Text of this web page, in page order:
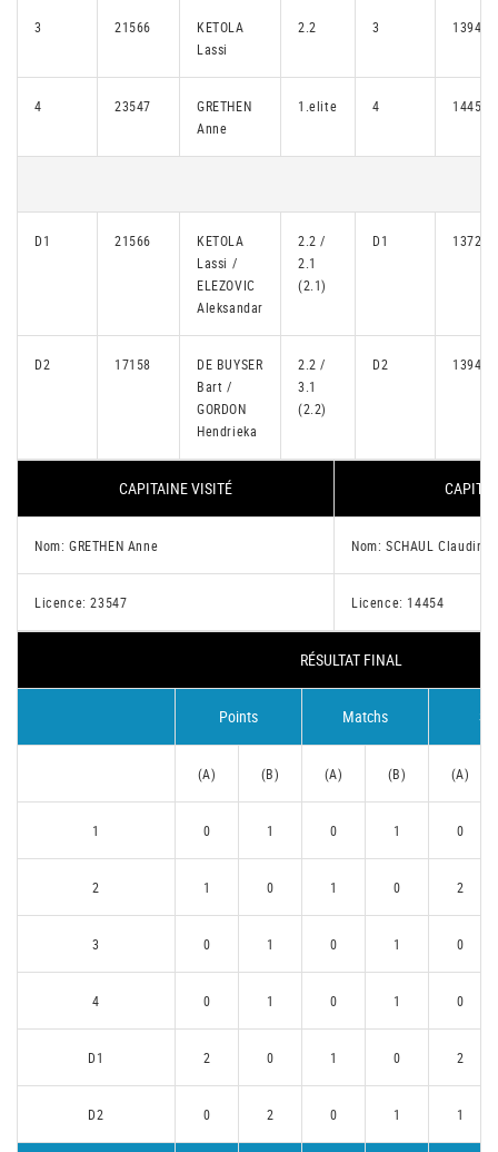
3 21566
KETOLA
Lassi
2.2 3 13940
4 23547
GRETHEN
Anne
1.elite 4 14454
D1 21566
KETOLA
Lassi /
ELEZOVIC
Aleksandar
2.2 /
2.1
(2.1)
D1 13725
D2 17158
DE BUYSER
Bart /
GORDON
Hendrieka
2.2 /
3.1
(2.2)
D2 13940
CAPITAINE VISITÉ
Nom: GRETHEN Anne Nom: SCHAUL Claudine
Licence: 23547 Licence: 14454
RÉSULTAT FINAL
Points Matchs
(A) (B) (A) (B) (A)
1 0 1 0 1 0
2 1 0 1 0 2
3 0 1 0 1 0
4 0 1 0 1 0
D1 2 0 1 0 2
D2 0 2 0 1 1